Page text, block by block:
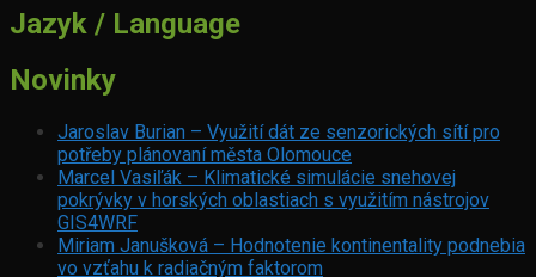
Jazyk / Language
Novinky
Jaroslav Burian – Využití dát ze senzorických sítí pro
potřeby plánovaní města Olomouce
Marcel Vasiľák – Klimatické simulácie snehovej
pokrývky v horských oblastiach s využitím nástrojov
GIS4WRF
Miriam Janušková – Hodnotenie kontinentality podnebia
vo vzťahu k radiačným faktorom